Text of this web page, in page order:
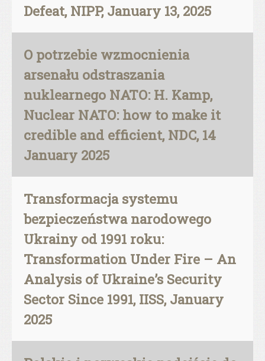
Defeat, NIPP, January 13, 2025
O potrzebie wzmocnienia
arsenału odstraszania
nuklearnego NATO: H. Kamp,
Nuclear NATO: how to make it
credible and efficient, NDC, 14
January 2025
Transformacja systemu
bezpieczeństwa narodowego
Ukrainy od 1991 roku:
Transformation Under Fire – An
Analysis of Ukraine’s Security
Sector Since 1991, IISS, January
2025